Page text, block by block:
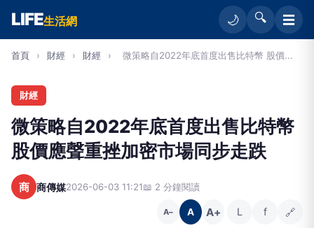
LIFE生活網 🌙 🔍 ☰
首頁 › 財經 › 財經 › 微策略自2022年底首度出售比特幣 股價...
財經
微策略自2022年底首度出售比特幣
股價應聲重挫加密市場同步走跌
商 商傳媒2026-06-03 11:21📖 2 分鐘閱讀
A− A A+ L f 🔗